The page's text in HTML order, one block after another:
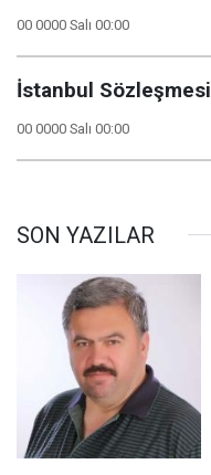
00 0000 Salı 00:00
İstanbul
00 0000 Salı 00:00
SON YAZILAR